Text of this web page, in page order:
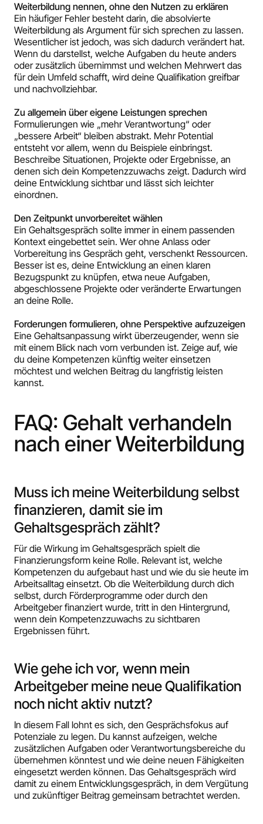
Weiterbildung nennen, ohne den Nutzen zu erklären
Ein häufiger Fehler besteht darin, die absolvierte
Weiterbildung als Argument für sich sprechen zu lassen.
Wesentlicher ist jedoch, was sich dadurch verändert hat.
Wenn du darstellst, welche Aufgaben du heute anders
oder zusätzlich übernimmst und welchen Mehrwert das
für dein Umfeld schafft, wird deine Qualifikation greifbar
und nachvollziehbar.
Zu allgemein über eigene Leistungen sprechen
Formulierungen wie „mehr Verantwortung“ oder
„bessere Arbeit“ bleiben abstrakt. Mehr Potential
entsteht vor allem, wenn du Beispiele einbringst.
Beschreibe Situationen, Projekte oder Ergebnisse, an
denen sich dein Kompetenzzuwachs zeigt. Dadurch wird
deine Entwicklung sichtbar und lässt sich leichter
einordnen.
Den Zeitpunkt unvorbereitet wählen
Ein Gehaltsgespräch sollte immer in einem passenden
Kontext eingebettet sein. Wer ohne Anlass oder
Vorbereitung ins Gespräch geht, verschenkt Ressourcen.
Besser ist es, deine Entwicklung an einen klaren
Bezugspunkt zu knüpfen, etwa neue Aufgaben,
abgeschlossene Projekte oder veränderte Erwartungen
an deine Rolle.
Forderungen formulieren, ohne Perspektive aufzuzeigen
Eine Gehaltsanpassung wirkt überzeugender, wenn sie
mit einem Blick nach vorn verbunden ist. Zeige auf, wie
du deine Kompetenzen künftig weiter einsetzen
möchtest und welchen Beitrag du langfristig leisten
kannst.
FAQ: Gehalt verhandeln
nach einer Weiterbildung
Muss ich meine Weiterbildung selbst
finanzieren, damit sie im
Gehaltsgespräch zählt?
Für die Wirkung im Gehaltsgespräch spielt die
Finanzierungsform keine Rolle. Relevant ist, welche
Kompetenzen du aufgebaut hast und wie du sie heute im
Arbeitsalltag einsetzt. Ob die Weiterbildung durch dich
selbst, durch Förderprogramme oder durch den
Arbeitgeber finanziert wurde, tritt in den Hintergrund,
wenn dein Kompetenzzuwachs zu sichtbaren
Ergebnissen führt.
Wie gehe ich vor, wenn mein
Arbeitgeber meine neue Qualifikation
noch nicht aktiv nutzt?
In diesem Fall lohnt es sich, den Gesprächsfokus auf
Potenziale zu legen. Du kannst aufzeigen, welche
zusätzlichen Aufgaben oder Verantwortungsbereiche du
übernehmen könntest und wie deine neuen Fähigkeiten
eingesetzt werden können. Das Gehaltsgespräch wird
damit zu einem Entwicklungsgespräch, in dem Vergütung
und zukünftiger Beitrag gemeinsam betrachtet werden.